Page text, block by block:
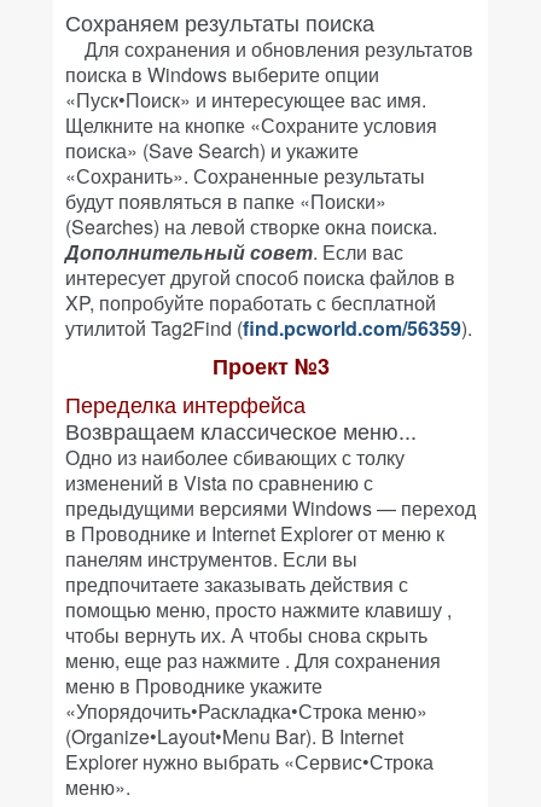
Сохраняем результаты поиска
Для сохранения и обновления результатов
поиска в Windows выберите опции
«Пуск•Поиск» и интересующее вас имя.
Щелкните на кнопке «Сохраните условия
поиска» (Save Search) и укажите
«Сохранить». Сохраненные результаты
будут появляться в папке «Поиски»
(Searches) на левой створке окна поиска.
Дополнительный совет. Если вас
интересует другой способ поиска файлов в
XP, попробуйте поработать с бесплатной
утилитой Tag2Find (find.pcworld.com/56359).
Проект №3
Переделка интерфейса
Возвращаем классическое меню...
Одно из наиболее сбивающих с толку
изменений в Vista по сравнению с
предыдущими версиями Windows — переход
в Проводнике и Internet Explorer от меню к
панелям инструментов. Если вы
предпочитаете заказывать действия с
помощью меню, просто нажмите клавишу ,
чтобы вернуть их. А чтобы снова скрыть
меню, еще раз нажмите . Для сохранения
меню в Проводнике укажите
«Упорядочить•Раскладка•Строка меню»
(Organize•Layout•Menu Bar). В Internet
Explorer нужно выбрать «Сервис•Строка
меню».